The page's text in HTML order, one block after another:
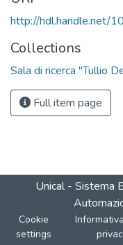
http://hdl.handle.net/
Collections
Sala di ricerca "Tullio
Full item page
Unical - Sistema
Cookie
settings